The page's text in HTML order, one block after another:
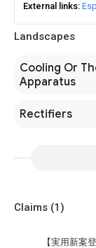
Landscapes
Cooling Or
Apparatus
Rectifiers
External links
Claims (1)
【実用新案